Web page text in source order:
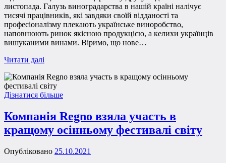
листопада. Галузь виноградарства в нашій країні налічує
тисячі працівників, які завдяки своїй відданості та
професіоналізму плекають українське виноробство,
наповнюють ринок якісною продукцією, а келихи українців
вишуканими винами. Віримо, що нове…
Читати далі
Дізнатися більше
Компанія Regno взяла участь в
кращому осінньому фестивалі світу
Опубліковано 25.10.2021